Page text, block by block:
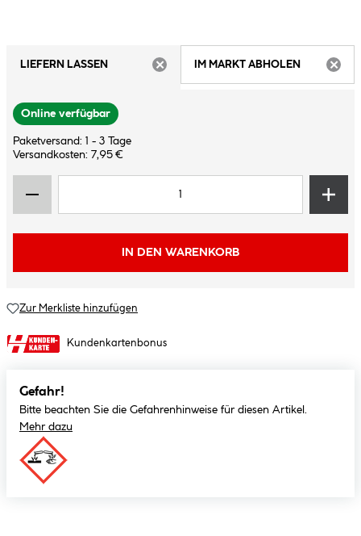
LIEFERN LASSEN
IM MARKT ABHOLEN
Online verfügbar
Paketversand: 1 - 3 Tage
Versandkosten: 7,95 €
IN DEN WARENKORB
Zur Merkliste hinzufügen
Kundenkartenbonus
Gefahr!
Bitte beachten Sie die Gefahrenhinweise für diesen Artikel.
Mehr dazu